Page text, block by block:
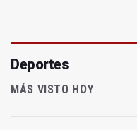
Deportes
MÁS VISTO HOY